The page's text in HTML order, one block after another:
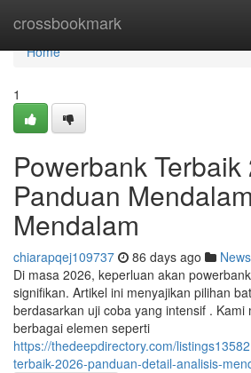
crossbookmark
Home
Home
1
Powerbank Terbaik
Panduan
Mendalam
chiarapqej109737 86 days ago News
Di masa 2026, keperluan akan
signifikan. Artikel ini menyajikan pilihan
berdasarkan uji coba yang intensif . Kami
berbagai elemen seperti
https://thedeepdirectory.com/
terbaik-2026-panduan-detail-analisis-